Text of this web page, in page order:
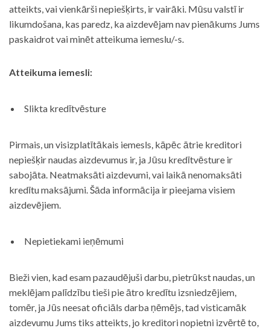
atteikts, vai vienkārši nepiešķirts, ir vairāki. Mūsu valstī ir
likumdošana, kas paredz, ka aizdevējam nav pienākums Jums
paskaidrot vai minēt atteikuma iemeslu/-s.
Atteikuma iemesli:
Slikta kredītvēsture
Pirmais, un visizplatītākais iemesls, kāpēc ātrie kreditori
nepiešķir naudas aizdevumus ir, ja Jūsu kredītvēsture ir
sabojāta. Neatmaksāti aizdevumi, vai laikā nenomaksāti
kredītu maksājumi. Šāda informācija ir pieejama visiem
aizdevējiem.
Nepietiekami ieņēmumi
Bieži vien, kad esam pazaudējuši darbu, pietrūkst naudas, un
meklējam palīdzību tieši pie ātro kredītu izsniedzējiem,
tomēr, ja Jūs neesat oficiāls darba ņēmējs, tad visticamāk
aizdevumu Jums tiks atteikts, jo kreditori nopietni izvērtē to,